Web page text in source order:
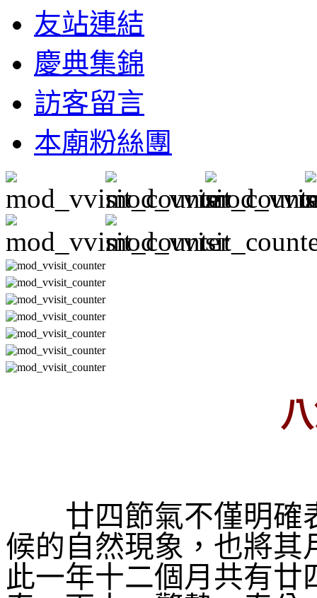
友站連結
慶典集錦
訪客留言
本廟粉絲團
廿四節氣不僅明確
候的自然現象，也將其
此一年十二個月共有